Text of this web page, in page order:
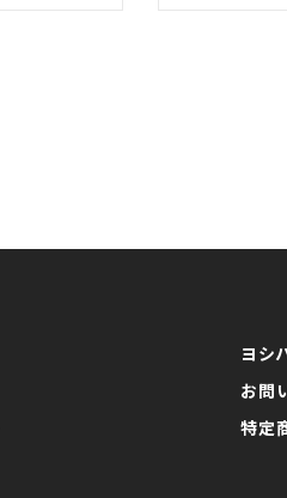
ヨシ
お問
特定